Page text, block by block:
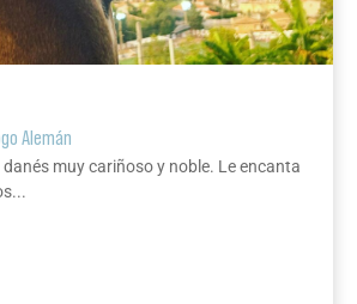
Alemán
muy cariñoso y noble. Le encanta